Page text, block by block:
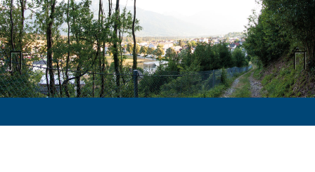
Previous Next